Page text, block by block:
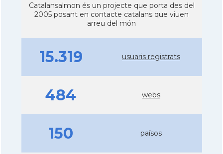
Catalansalmon és un projecte que porta des del
2005 posant en contacte catalans que viuen
arreu del món
15.319 usuaris registrats
484 webs
150 països